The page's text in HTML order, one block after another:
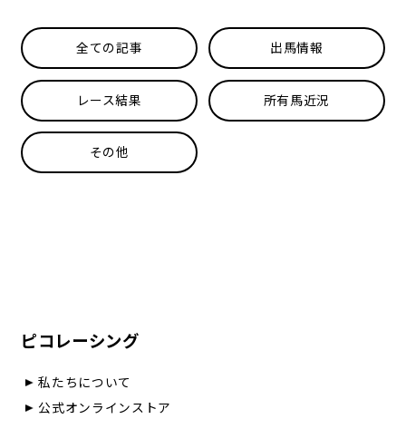
全ての記事 出馬情報
レース結果 所有馬近況
その他
ピコレーシング
私たちについて
公式オンラインストア